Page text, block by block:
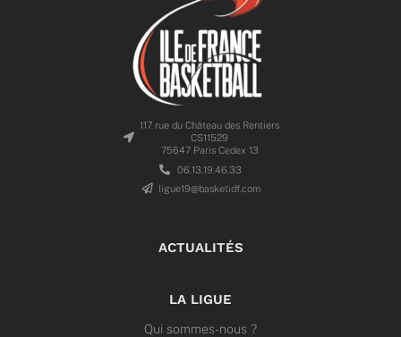
117 rue du Château des Rentiers
CS11529
75647 Paris Cedex 13
06.13.19.46.33
ligue19@basketidf.com
ACTUALITÉS
LA LIGUE
Qui sommes-nous ?